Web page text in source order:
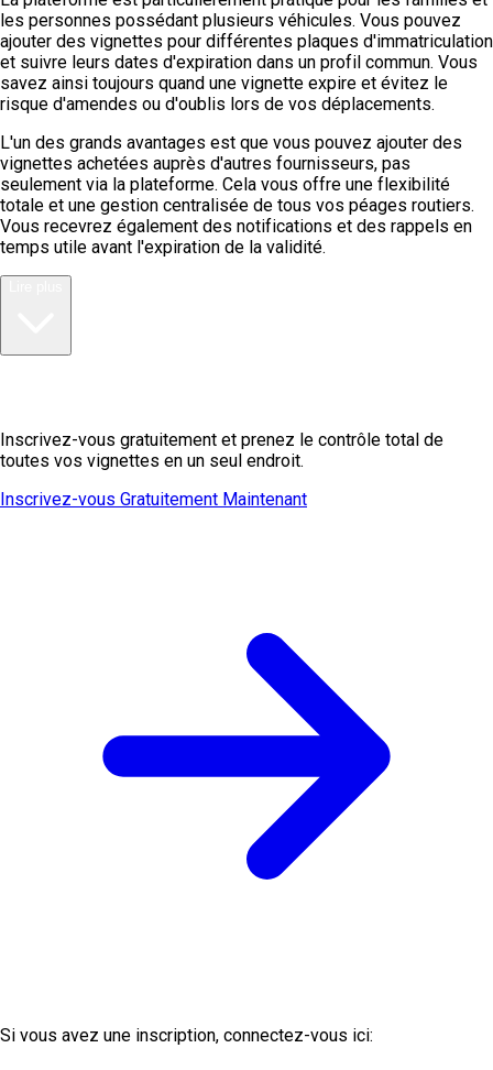
les personnes possédant plusieurs véhicules. Vous pouvez
ajouter des vignettes pour différentes plaques d'immatriculation
et suivre leurs dates d'expiration dans un profil commun. Vous
savez ainsi toujours quand une vignette expire et évitez le
risque d'amendes ou d'oublis lors de vos déplacements.
L'un des grands avantages est que vous pouvez ajouter des
vignettes achetées auprès d'autres fournisseurs, pas
seulement via la plateforme. Cela vous offre une flexibilité
totale et une gestion centralisée de tous vos péages routiers.
Vous recevrez également des notifications et des rappels en
temps utile avant l'expiration de la validité.
Inscrivez-vous gratuitement et prenez le contrôle total de
toutes vos vignettes en un seul endroit.
Inscrivez-vous Gratuitement Maintenant
Si vous avez une inscription, connectez-vous ici: